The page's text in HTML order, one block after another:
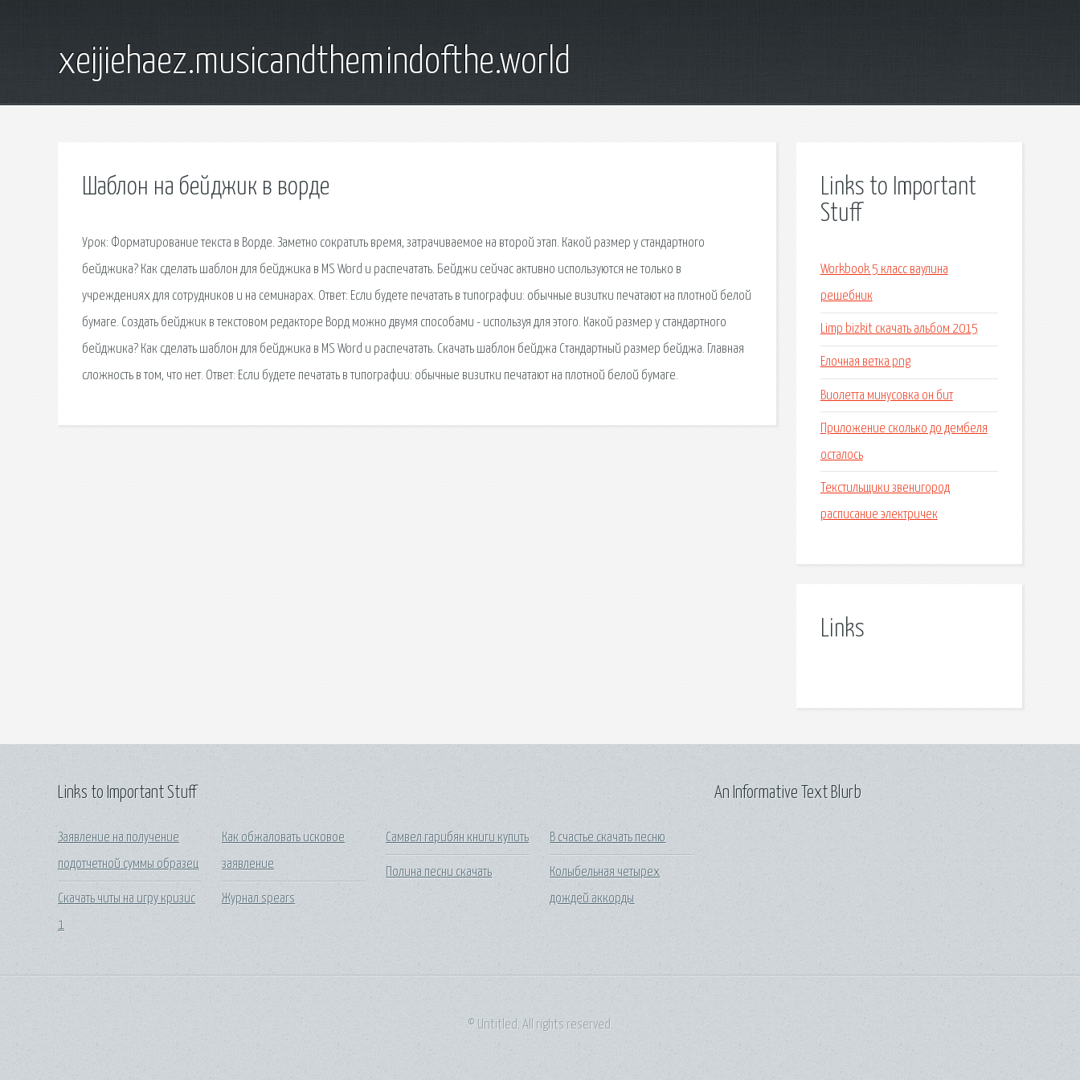
xeijiehaez.musicandthemindofthe.world
Шаблон на бейджик в ворде
Урок: Форматирование текста в Ворде. Заметно сократить время, затрачиваемое на второй этап. Какой размер у стандартного
бейджика? Как сделать шаблон для бейджика в MS Word и распечатать. Бейджи сейчас активно используются не только в
учреждениях для сотрудников и на семинарах. Ответ: Если будете печатать в типографии: обычные визитки печатают на плотной белой
бумаге. Создать бейджик в текстовом редакторе Ворд можно двумя способами - используя для этого. Какой размер у стандартного
бейджика? Как сделать шаблон для бейджика в MS Word и распечатать. Скачать шаблон бейджа Стандартный размер бейджа. Главная
сложность в том, что нет. Ответ: Если будете печатать в типографии: обычные визитки печатают на плотной белой бумаге.
Links to Important
Stuff
Workbook 5 класс ваулина
решебник
Limp bizkit скачать альбом 2015
Елочная ветка png
Виолетта минусовка он бит
Приложение сколько до дембеля
осталось
Текстильщики звенигород
расписание электричек
Links
Links to Important Stuff
Заявление на получение
подотчетной суммы образец
Скачать читы на игру кризис
1
Как обжаловать исковое
заявление
Журнал spears
Самвел гарибян книги купить
Полина песни скачать
В счастье скачать песню
Колыбельная четырех
дождей аккорды
An Informative Text Blurb
© Untitled. All rights reserved.